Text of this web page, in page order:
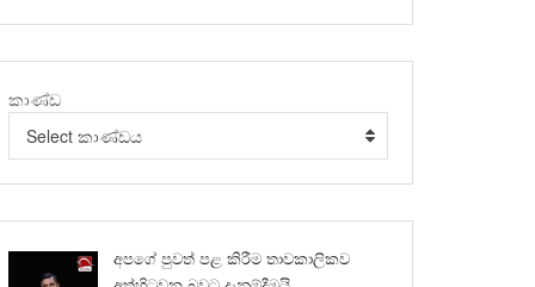
කාණ්ඩ
Select කාණ්ඩය
අපගේ පුවත් පළ කිරීම තාවකාලිකව